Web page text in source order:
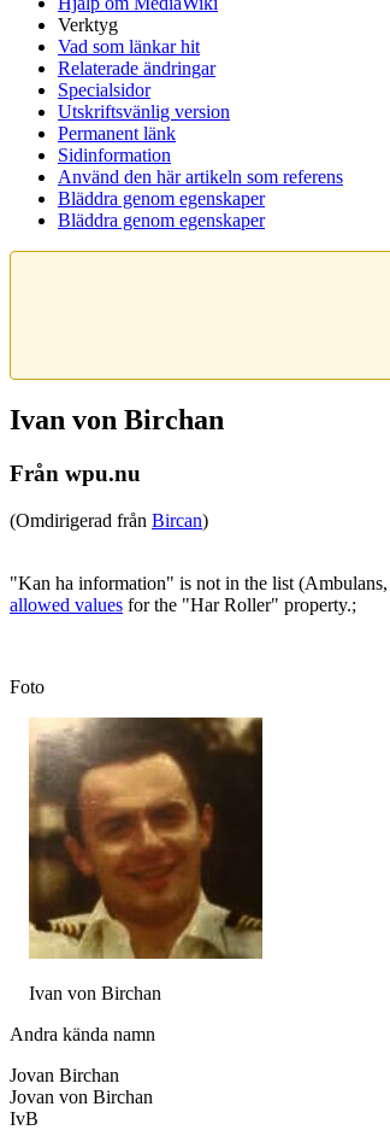
Verktyg
Vad som länkar hit
Relaterade ändringar
Specialsidor
Utskriftsvänlig version
Permanent länk
Sidinformation
Använd den här artikeln som referens
Bläddra genom egenskaper
Bläddra genom egenskaper
Ivan von Birchan
Från wpu.nu
(Omdirigerad från Bircan)
"Kan ha information" is not in the list
allowed values for the "Har Roller" property.;
Foto
Ivan von Birchan
Andra kända namn
Jovan Birchan
Jovan von Birchan
IvB